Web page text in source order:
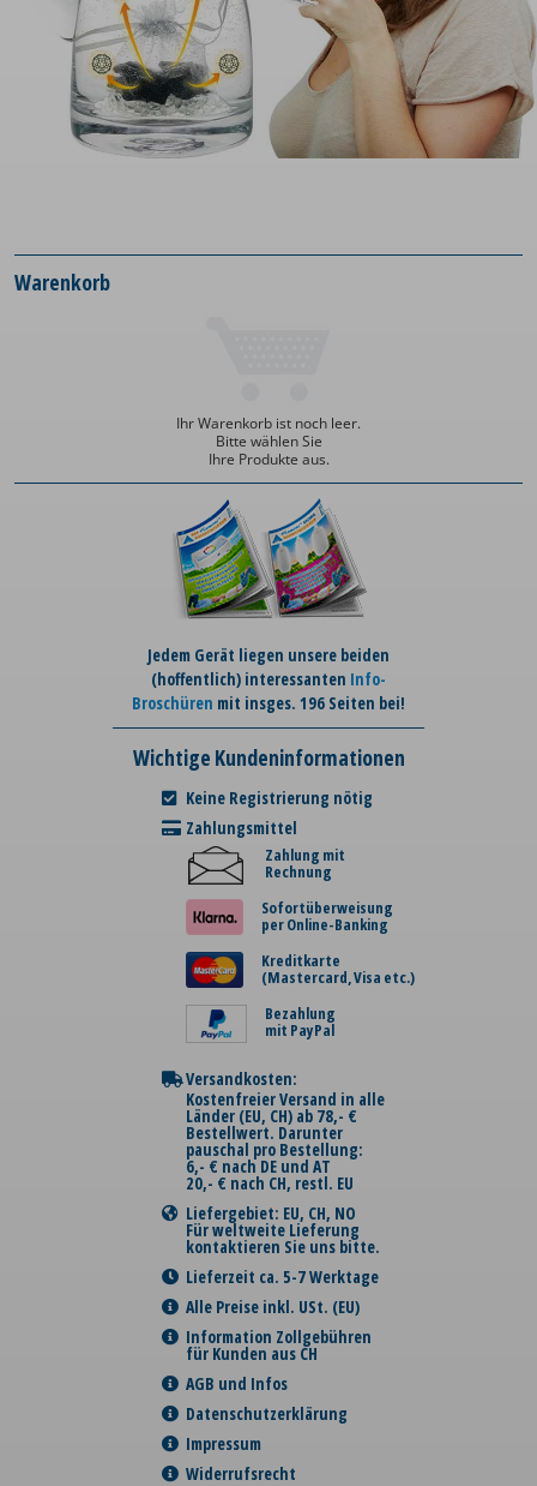
Warenkorb
Ihr Warenkorb ist noch leer.
Bitte wählen Sie
Ihre Produkte aus.
Jedem Gerät liegen unsere beiden
(hoffentlich) interessanten Info-
Broschüren mit insges. 196 Seiten bei!
Wichtige Kundeninformationen
Keine Registrierung nötig
Zahlungsmittel
Zahlung mit
Rechnung
Sofortüberweisung
per Online-Banking
Kreditkarte
(Mastercard, Visa etc.)
Bezahlung
mit PayPal
Versandkosten:
Kostenfreier Versand in alle
Länder (EU, CH) ab 78,- €
Bestellwert. Darunter
pauschal pro Bestellung:
6,- € nach DE und AT
20,- € nach CH, restl. EU
Liefergebiet: EU, CH, NO
Für weltweite Lieferung
kontaktieren Sie uns bitte.
Lieferzeit ca. 5-7 Werktage
Alle Preise inkl. USt. (EU)
Information Zollgebühren
für Kunden aus CH
AGB und Infos
Datenschutzerklärung
Impressum
Widerrufsrecht